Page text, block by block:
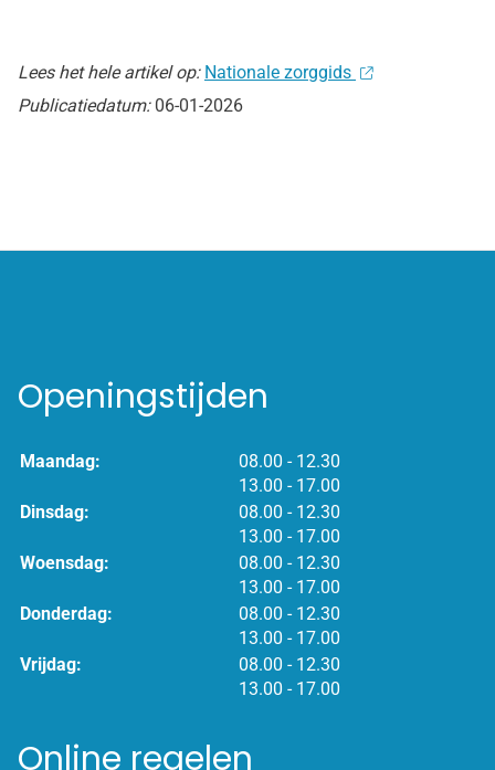
Lees het hele artikel op: Nationale zorggids
Publicatiedatum: 06-01-2026
Openingstijden
Maandag: 08.00 tot
- 12.30
13.00 tot
- 17.00
Dinsdag:
08.00 tot
- 12.30
13.00 tot
- 17.00
Woensdag:
08.00 tot
- 12.30
13.00 tot
- 17.00
Donderdag:
08.00 tot
- 12.30
13.00 tot
- 17.00
Vrijdag:
08.00 tot
- 12.30
13.00 tot
- 17.00
Online regelen